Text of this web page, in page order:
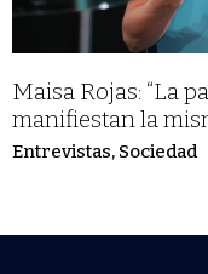
Maisa Rojas: “La
manifiestan la
Entrevistas, Sociedad